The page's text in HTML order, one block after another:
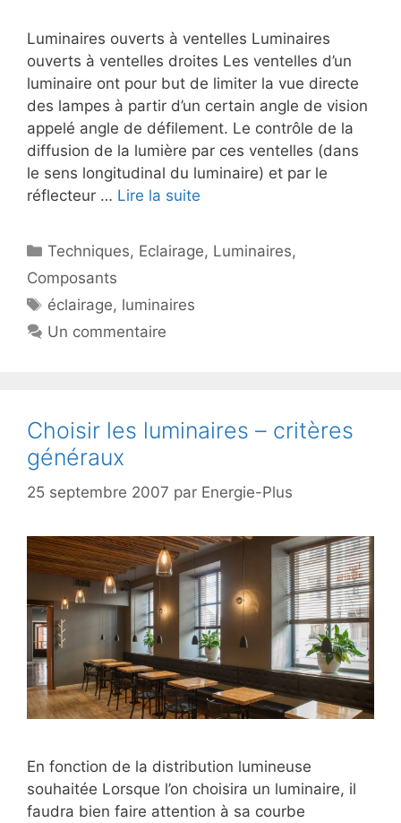
Luminaires ouverts à ventelles Luminaires
ouverts à ventelles droites Les ventelles d’un
luminaire ont pour but de limiter la vue directe
des lampes à partir d’un certain angle de vision
appelé angle de défilement. Le contrôle de la
diffusion de la lumière par ces ventelles (dans
le sens longitudinal du luminaire) et par le
réflecteur … Lire la suite
Catégories
Techniques, Eclairage, Luminaires,
Composants
Étiquettes
éclairage, luminaires
Un commentaire
Choisir les luminaires – critères
généraux
25 septembre 2007 par Energie-Plus
En fonction de la distribution lumineuse
souhaitée Lorsque l’on choisira un luminaire, il
faudra bien faire attention à sa courbe